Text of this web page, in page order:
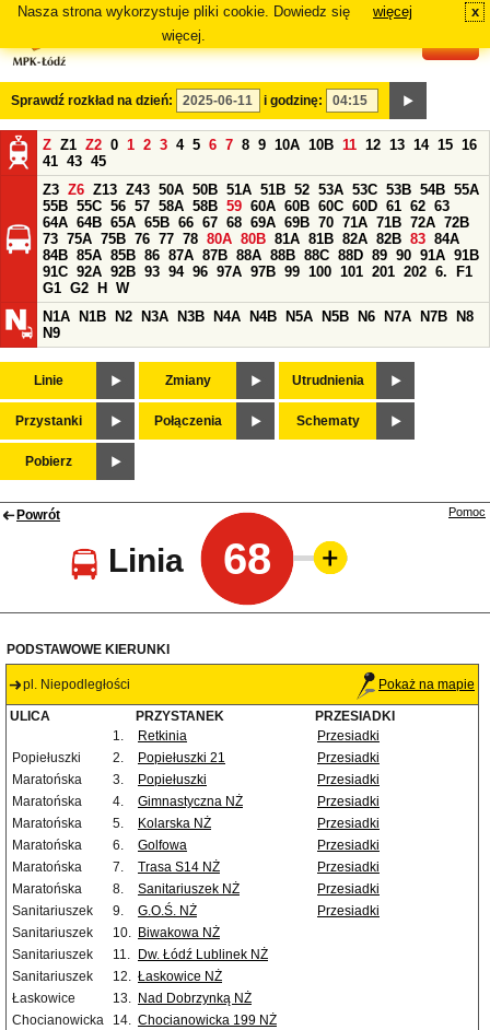
Nasza strona wykorzystuje pliki cookie. Dowiedz się
więcej.
więcej x
Sprawdź rozkład na dzień: i godzinę:
Z Z1 Z2 0 1 2 3 4 5 6 7 8 9 10A 10B 11 12 13 14 15 16
41 43 45
Z3 Z6 Z13 Z43 50A 50B 51A 51B 52 53A 53C 53B 54B 55A
55B 55C 56 57 58A 58B 59 60A 60B 60C 60D 61 62 63
64A 64B 65A 65B 66 67 68 69A 69B 70 71A 71B 72A 72B
73 75A 75B 76 77 78 80A 80B 81A 81B 82A 82B 83 84A
84B 85A 85B 86 87A 87B 88A 88B 88C 88D 89 90 91A 91B
91C 92A 92B 93 94 96 97A 97B 99 100 101 201 202 6.
F1
G1 G2 H
W
N1A
N1B N2 N3A N3B N4A N4B N5A N5B N6 N7A N7B
N8
N9
Linie Zmiany Utrudnienia
Przystanki Połączenia Schematy
Pobierz
Powrót
Linia 68
Pomoc
PODSTAWOWE KIERUNKI
pl. Niepodległości Pokaż na mapie
ULICA PRZYSTANEK
PRZESIADKI
1.
Retkinia
Przesiadki
Popiełuszki
2. Popiełuszki 21
Przesiadki
Maratońska
3. Popiełuszki
Przesiadki
Maratońska
4. Gimnastyczna NŻ
Przesiadki
Maratońska
5. Kolarska NŻ
Przesiadki
Maratońska
6. Golfowa
Przesiadki
Maratońska
7. Trasa S14 NŻ
Przesiadki
Maratońska
8. Sanitariuszek NŻ
Przesiadki
Sanitariuszek
9. G.O.Ś. NŻ
Przesiadki
Sanitariuszek
10. Biwakowa NŻ
Sanitariuszek
11.
Dw. Łódź Lublinek NŻ
Sanitariuszek
12. Łaskowice NŻ
Łaskowice
13. Nad Dobrzynką NŻ
Chocianowicka
14. Chocianowicka 199 NŻ